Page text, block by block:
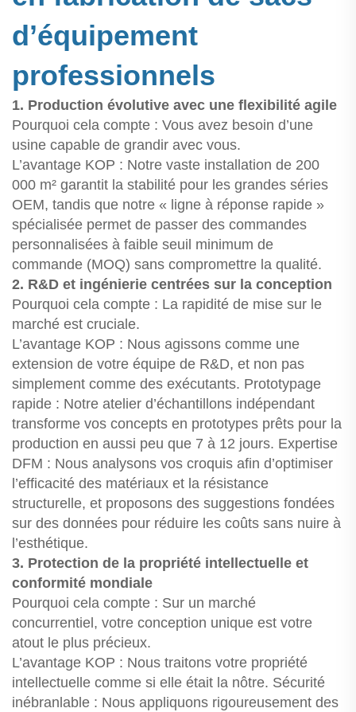
d’équipement
professionnels
1. Production évolutive avec une flexibilité agile
Pourquoi cela compte : Vous avez besoin d’une
usine capable de grandir avec vous.
L’avantage KOP : Notre vaste installation de 200
000 m² garantit la stabilité pour les grandes séries
OEM, tandis que notre « ligne à réponse rapide »
spécialisée permet de passer des commandes
personnalisées à faible seuil minimum de
commande (MOQ) sans compromettre la qualité.
2. R&D et ingénierie centrées sur la conception
Pourquoi cela compte : La rapidité de mise sur le
marché est cruciale.
L’avantage KOP : Nous agissons comme une
extension de votre équipe de R&D, et non pas
simplement comme des exécutants. Prototypage
rapide : Notre atelier d’échantillons indépendant
transforme vos concepts en prototypes prêts pour la
production en aussi peu que 7 à 12 jours. Expertise
DFM : Nous analysons vos croquis afin d’optimiser
l’efficacité des matériaux et la résistance
structurelle, et proposons des suggestions fondées
sur des données pour réduire les coûts sans nuire à
l’esthétique.
3. Protection de la propriété intellectuelle et
conformité mondiale
Pourquoi cela compte : Sur un marché
concurrentiel, votre conception unique est votre
atout le plus précieux.
L’avantage KOP : Nous traitons votre propriété
intellectuelle comme si elle était la nôtre. Sécurité
inébranlable : Nous appliquons rigoureusement des